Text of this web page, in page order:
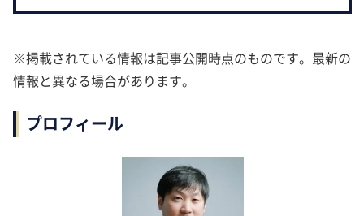
※掲載されている情報は記事公開時点のものです。最新の
情報と異なる場合があります。
プロフィール